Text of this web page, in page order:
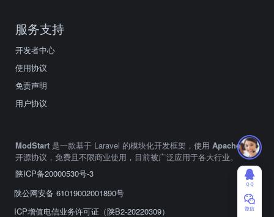
服务支持
开发者中心
使用协议
免责声明
用户协议
ModStart 是一款基于 Laravel 的模块化开发框架，使用 Apache2.0
开源协议，免费且不限商业使用，目前被广泛应用于各大行业。
陕ICP备20000530号-3
陕公网安备 61019002001890号
ICP增值电信业务许可证（陕B2-20220309）
ＱＱ
微信